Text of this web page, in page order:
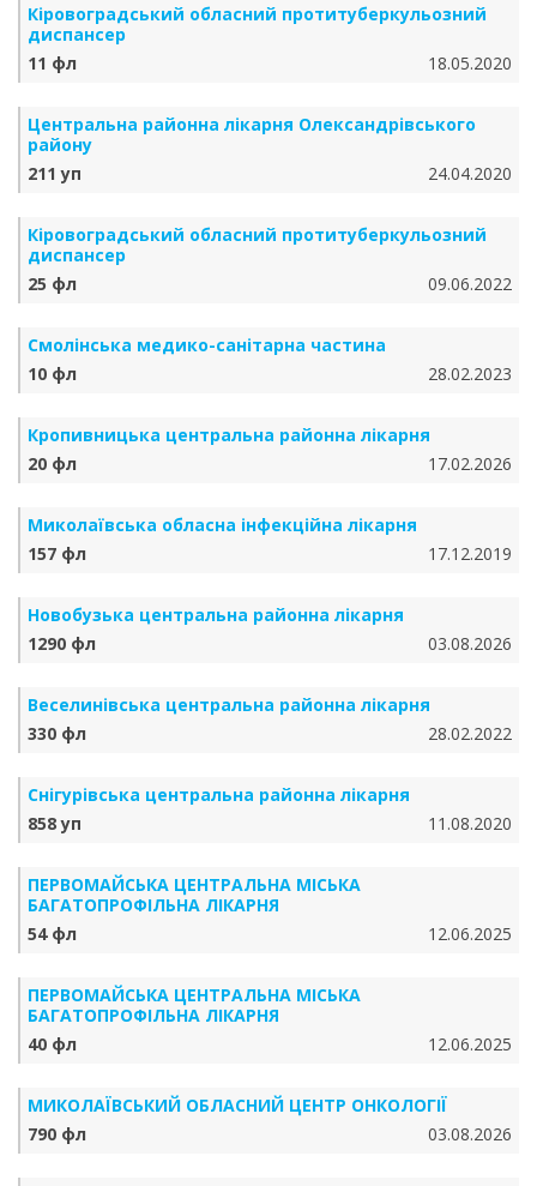
Кіровоградський обласний протитуберкульозний
диспансер
11 фл
18.05.2020
Центральна районна лікарня Олександрівського
району
211 уп
24.04.2020
Кіровоградський обласний протитуберкульозний
диспансер
25 фл
09.06.2022
Смолінська медико-санітарна частина
10 фл
28.02.2023
Кропивницька центральна районна лікарня
20 фл
17.02.2026
Миколаївська обласна інфекційна лікарня
157 фл
17.12.2019
Новобузька центральна районна лікарня
1290 фл
03.08.2026
Веселинівська центральна районна лікарня
330 фл
28.02.2022
Снігурівська центральна районна лікарня
858 уп
11.08.2020
ПЕРВОМАЙСЬКА ЦЕНТРАЛЬНА МІСЬКА
БАГАТОПРОФІЛЬНА ЛІКАРНЯ
54 фл
12.06.2025
ПЕРВОМАЙСЬКА ЦЕНТРАЛЬНА МІСЬКА
БАГАТОПРОФІЛЬНА ЛІКАРНЯ
40 фл
12.06.2025
МИКОЛАЇВСЬКИЙ ОБЛАСНИЙ ЦЕНТР ОНКОЛОГІЇ
790 фл
03.08.2026